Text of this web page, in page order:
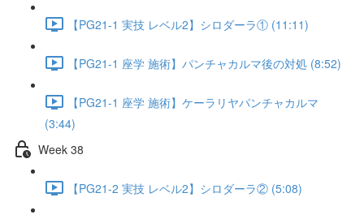
【PG21-1 実技 レベル2】シロダーラ① (11:11)
【PG21-1 座学 施術】パンチャカルマ後の対処 (8:52)
【PG21-1 座学 施術】ケーラリヤパンチャカルマ
(3:44)
Week 38
【PG21-2 実技 レベル2】シロダーラ② (5:08)